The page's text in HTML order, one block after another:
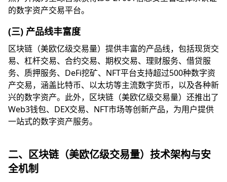
的数字资产交易平台。
(三) 产品线丰富度
区块链（美欧亿级交易量）提供丰富的产品线，包括现货交
易、杠杆交易、合约交易、期权交易、理财服务、借贷服
务、质押服务、DeFi挖矿、NFT平台支持超过500种数字资
产交易，涵盖比特币、以太坊等主流数字货币，以及各种新
兴的数字资产。此外，区块链（美欧亿级交易量）还推出了
Web3钱包、DEX交易、NFT市场等创新产品，为用户提供
一站式的数字资产服务。
二、区块链（美欧亿级交易量）技术架构与安
全机制